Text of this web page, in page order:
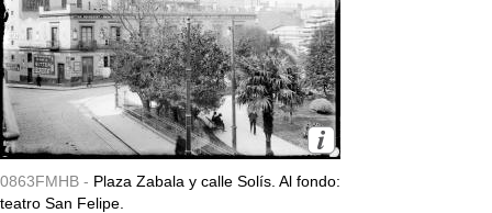
0863FMHB - Plaza Zabala y calle Solís. Al fondo:
teatro San Felipe.